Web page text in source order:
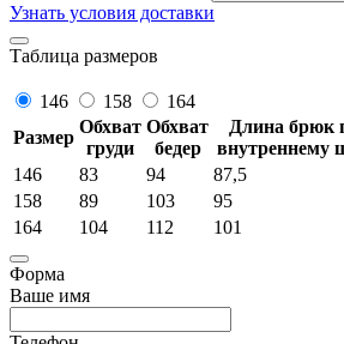
Узнать условия доставки
Таблица размеров
146 158
164
Размер
Обхват
груди
Обхват
бедер
Длина брюк
внутреннему
146
83 94 87,5
158
89 103 95
164
104 112 101
Форма
Ваше имя